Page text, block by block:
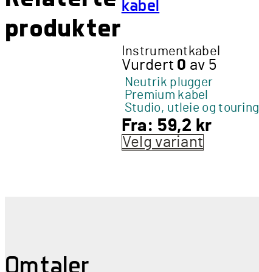
produkter
kabel
Instrumentkabel
Vurdert 0 av 5
Neutrik plugger
Premium kabel
Studio, utleie og touring
Fra: 59,2 kr
Velg variant
Omtaler